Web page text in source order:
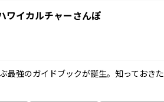
イカルチャーさんぽ
最強のガイドブックが誕生。知っておきた